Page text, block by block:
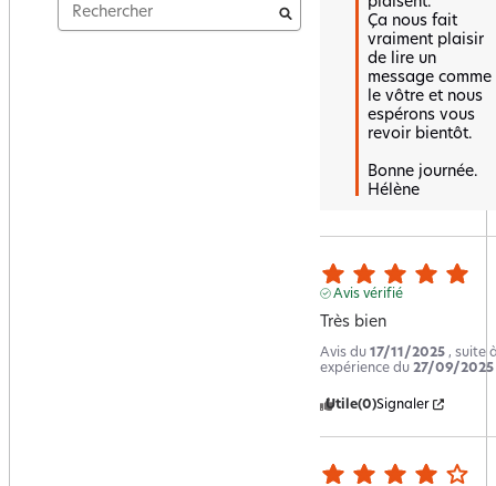
Ça nous fait
vraiment plaisir
de lire un
message comme
le vôtre et nous
espérons vous
revoir bientôt.
Bonne journée.
Hélène
Avis vérifié
Très bien
Avis du 17/11/2025 , suite
expérience du 27/09/2025
Utile(0)Signaler